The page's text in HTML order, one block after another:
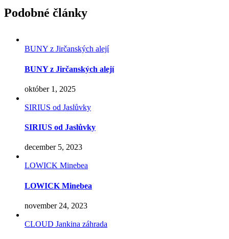
Podobné články
BUNY z Jirčanských alejí
BUNY z Jirčanských alejí
október 1, 2025
SIRIUS od Jaslůvky
SIRIUS od Jaslůvky
december 5, 2023
LOWICK Minebea
LOWICK Minebea
november 24, 2023
CLOUD Jankina záhrada